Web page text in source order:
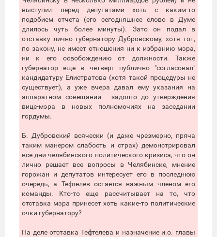
выступил перед депутатами хоть с каким-то
подобием отчета (его сегодняшнее слово в Думе
длилось чуть более минуты). Зато он подал в
отставку лично губернатору Дубровскому, хотя тот,
по закону, не имеет отношения ни к избранию мэра,
ни к его освобождению от должности. Также
губернатор еще в четверг публично "согласовал"
кандидатуру Елистратова (хотя такой процедуры не
существует), а уже вчера давал ему указания на
аппаратном совещании - задолго до утверждения
вице-мэра в новых полномочиях на заседании
гордумы.
Б. Дубровский всячески (и даже чрезмерно, пряча
таким манером слабость и страх) демонстрировал
все дни челябинского политического кризиса, что он
лично решает все вопросы в Челябинске, мнение
горожан и депутатов интересует его в последнюю
очередь, а Тефтелев остается важным членом его
команды. Кто-то еще рассчитывает на то, что
отставка мэра принесет хоть какие-то политические
очки губернатору?
На деле отставка Тефтелева и назначение и.о. главы